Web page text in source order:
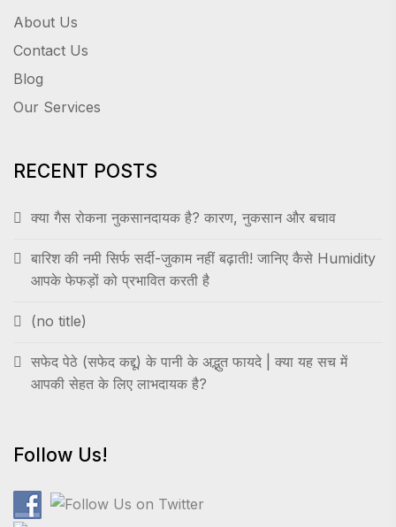
About Us
Contact Us
Blog
Our Services
RECENT POSTS
क्या गैस रोकना नुकसानदायक है? कारण, नुकसान और बचाव
बारिश की नमी सिर्फ सर्दी-जुकाम नहीं बढ़ाती! जानिए कैसे Humidity
आपके फेफड़ों को प्रभावित करती है
(no title)
सफेद पेठे (सफेद कद्दू) के पानी के अद्भुत फायदे | क्या यह सच में
आपकी सेहत के लिए लाभदायक है?
Follow Us!